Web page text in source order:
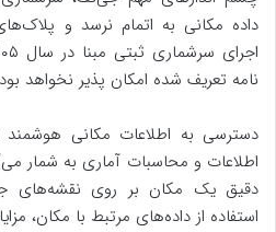
داده مکانی به اتمام نرسد و
نامه تعریف شده امکان پذیر نخواهد
دسترسی به اطلاعات مکانی
اطلاعات و محاسبات آماری به شمار
دقیق یک مکان بر روی نقشه‌های
استفاده از داده‌های مرتبط با مکان،